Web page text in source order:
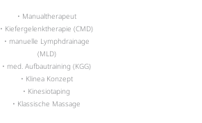
• Manualtherapeut
• Kiefergelenktherapie (CMD)
• manuelle Lymphdrainage
(MLD)
• med. Aufbautraining (KGG)
• Klinea Konzept
• Kinesiotaping
• Klassische Massage